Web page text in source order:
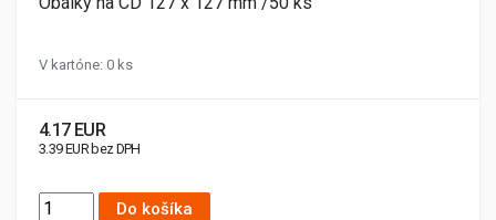
V kartóne: 0 ks
4.17 EUR
3.39 EUR bez DPH
Do košíka